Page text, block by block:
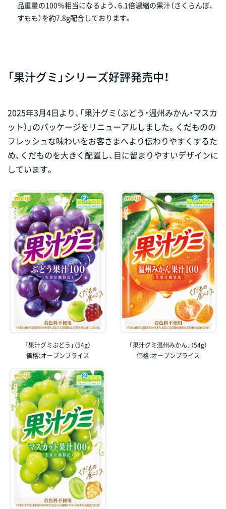
品重量の100％相当になるよう、6.1倍濃縮の果汁（さくらんぼ、
すもも）を約7.8g配合しております。
「果汁グミ」シリーズ好評発売中！
2025年3月4日より、「果汁グミ（ぶどう・温州みかん・マスカ
ット）」のパッケージをリニューアルしました。くだものの
フレッシュな味わいをお客さまへより伝わりやすくするた
め、くだものを大きく配置し、目に留まりやすいデザインに
しています。
「果汁グミぶどう」（54g）
価格：オープンプライス
「果汁グミ温州みかん」（54g）
価格：オープンプライス